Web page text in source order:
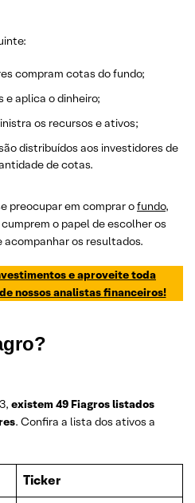
compram cotas do fundo;
e aplica o dinheiro;
os recursos e ativos;
distribuídos aos investidores de
de cotas.
preocupar em comprar ofundo,
o papel de escolher os
acompanhar os resultados.
e aproveite toda
nossos analistas financeiros!
existem 49 Fiagros listados
. Confira a lista dos ativos a
Ticker